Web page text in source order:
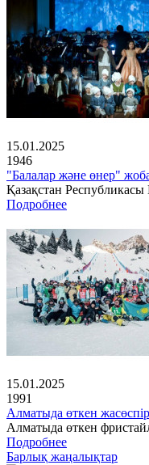
15.01.2025
1946
"Балалар және өнер"
Қазақстан Республикасы
Подробнее
15.01.2025
1991
Алматыда өткен
Алматыда өткен
Подробнее
Барлық жаңалықтар